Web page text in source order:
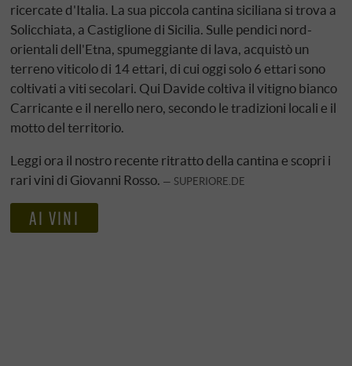
ricercate d'Italia. La sua piccola cantina siciliana si trova a
Solicchiata, a Castiglione di Sicilia. Sulle pendici nord-
orientali dell'Etna, spumeggiante di lava, acquistò un
terreno viticolo di 14 ettari, di cui oggi solo 6 ettari sono
coltivati a viti secolari. Qui Davide coltiva il vitigno bianco
Carricante e il nerello nero, secondo le tradizioni locali e il
motto del territorio.
Leggi ora il nostro recente ritratto della cantina e scopri i
rari vini di Giovanni Rosso.
SUPERIORE.DE
AI VINI